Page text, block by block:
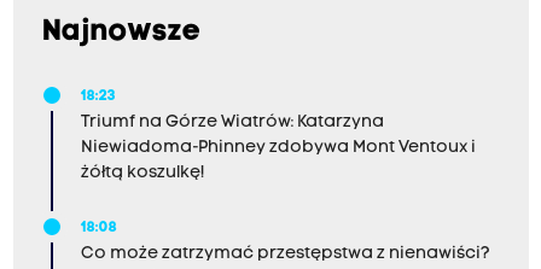
Najnowsze
18:23
Triumf na Górze Wiatrów: Katarzyna
Niewiadoma-Phinney zdobywa Mont Ventoux i
żółtą koszulkę!
18:08
Co może zatrzymać przestępstwa z nienawiści?